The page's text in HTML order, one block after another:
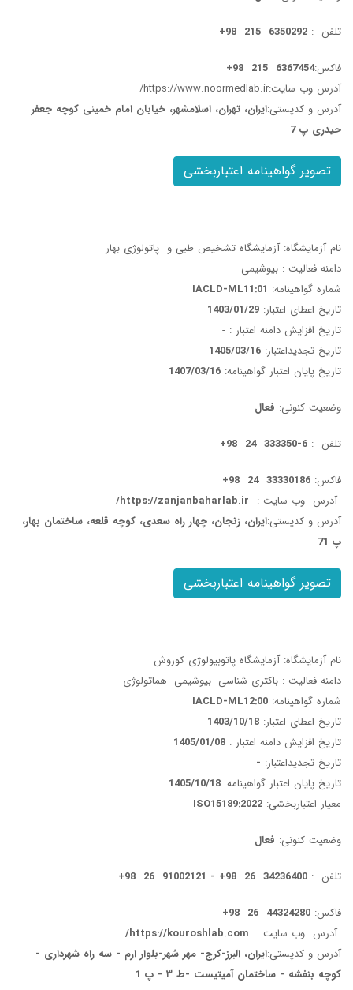
تلفن : 6350292 215 98+
فاکس:6367454 215 98+
آدرس وب سایت:https://www.noormedlab.ir/
آدرس و کدپستی:ایران، تهران، اسلامشهر، خیابان امام خمینی کوچه جعفر
حیدری پ 7
تصویر گواهینامه اعتباربخشی
-----------------
نام آزمایشگاه: آزمایشگاه تشخیص طبی و پاتولوژی بهار
دامنه فعالیت : بیوشیمی
شماره گواهینامه: IACLD-ML11:01
تاریخ اعطای اعتبار: 1403/01/29
تاریخ افزایش دامنه اعتبار : -
تاریخ تجدیداعتبار: 1405/03/16
تاریخ پایان اعتبار گواهینامه: 1407/03/16
وضعیت کنونی: فعال
تلفن : 6-
333350 24 98+
فاکس: 33330186
24 98+
آدرس وب سایت :
https://zanjanbaharlab.ir/
آدرس و کدپستی:ایران، زنجان، چهار راه سعدی، کوچه قلعه، ساختمان بهار،
پ 71
تصویر گواهینامه اعتباربخشی
--------------------
نام آزمایشگاه: آزمایشگاه پاتوبیولوژی کوروش
دامنه فعالیت : باکتری شناسی- بیوشیمی- هماتولوژی
شماره گواهینامه: IACLD-ML12:00
تاریخ اعطای اعتبار: 1403/10/18
تاریخ افزایش دامنه اعتبار :
تاریخ تجدیداعتبار: -
تاریخ پایان اعتبار گواهینامه: 1405/10/18
معیار اعتباربخشی: ISO15189:2022
وضعیت کنونی: فعال
تلفن : 34236400
91002121
فاکس: 44324280
آدرس وب سایت :
https://kouroshlab.com/
آدرس و کدپستی:ایران، البرز-کرج- مهر شهر-بلوار ارم - سه راه شهرداری -
کوچه بنفشه - ساختمان آمیتیست -ط ۳ - پ 1